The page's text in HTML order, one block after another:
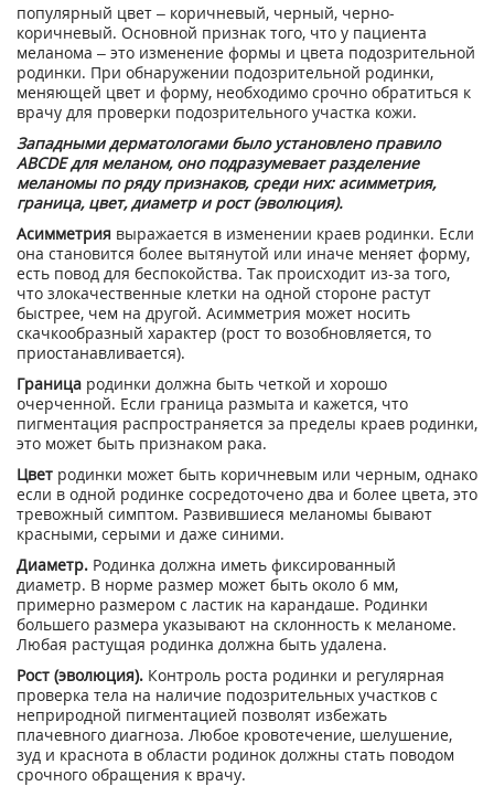
популярный цвет – коричневый, черный, черно-
коричневый. Основной признак того, что у пациента
меланома – это изменение формы и цвета подозрительной
родинки. При обнаружении подозрительной родинки,
меняющей цвет и форму, необходимо срочно обратиться к
врачу для проверки подозрительного участка кожи.
Западными дерматологами было установлено правило
ABCDE для меланом, оно подразумевает разделение
меланомы по ряду признаков, среди них: асимметрия,
граница, цвет, диаметр и рост (эволюция).
Асимметрия выражается в изменении краев родинки. Если
она становится более вытянутой или иначе меняет форму,
есть повод для беспокойства. Так происходит из-за того,
что злокачественные клетки на одной стороне растут
быстрее, чем на другой. Асимметрия может носить
скачкообразный характер (рост то возобновляется, то
приостанавливается).
Граница родинки должна быть четкой и хорошо
очерченной. Если граница размыта и кажется, что
пигментация распространяется за пределы краев родинки,
это может быть признаком рака.
Цвет родинки может быть коричневым или черным, однако
если в одной родинке сосредоточено два и более цвета, это
тревожный симптом. Развившиеся меланомы бывают
красными, серыми и даже синими.
Диаметр. Родинка должна иметь фиксированный
диаметр. В норме размер может быть около 6 мм,
примерно размером с ластик на карандаше. Родинки
большего размера указывают на склонность к меланоме.
Любая растущая родинка должна быть удалена.
Рост (эволюция). Контроль роста родинки и регулярная
проверка тела на наличие подозрительных участков с
неприродной пигментацией позволят избежать
плачевного диагноза. Любое кровотечение, шелушение,
зуд и краснота в области родинок должны стать поводом
срочного обращения к врачу.